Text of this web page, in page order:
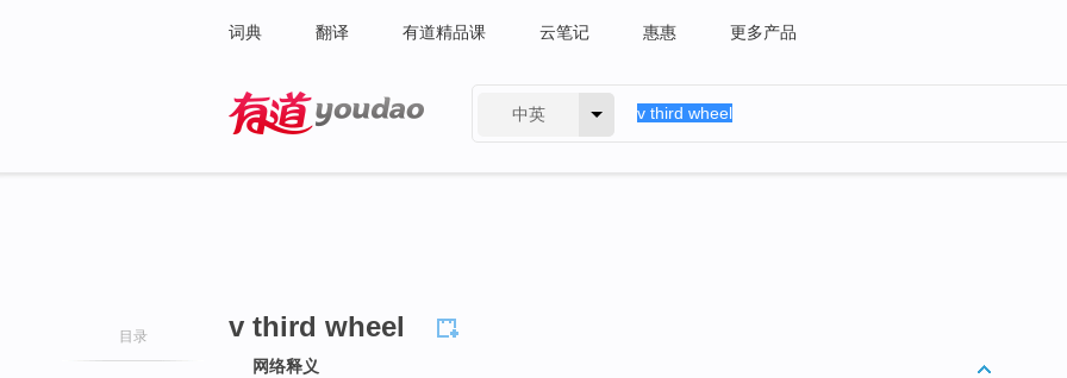
词典 翻译 有道精品课 云笔记 惠惠 更多产品
中英
目录 v third wheel
网络释义